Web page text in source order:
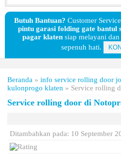
Butuh Bantuan? Customer Service
pintu garasi folding gate bantul
pagar klaten siap melayani
sepenuh hati.
Beranda » info service rolling door
kulonprogo klaten » Service rolling
Service rolling door di
Ditambahkan pada: 10 September